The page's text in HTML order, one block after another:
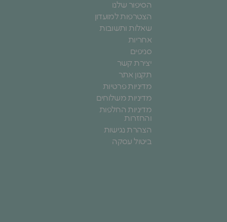
הסיפור שלנו
הצטרפות למועדון
שאלות ותשובות
אחריות
סניפים
יצירת קשר
תקנון אתר
מדיניות פרטיות
מדיניות משלוחים
מדיניות החלפות
והחזרות
הצהרת נגישות
ביטול עסקה